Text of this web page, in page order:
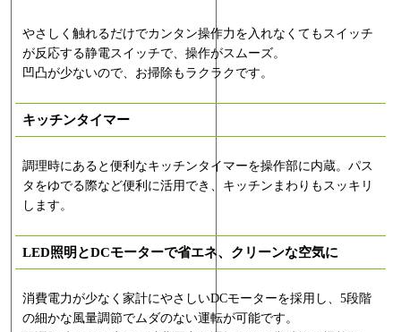
やさしく触れるだけでカンタン操作力を入れなくてもスイッチ
が反応する静電スイッチで、操作がスムーズ。
凹凸が少ないので、お掃除もラクラクです。
キッチンタイマー
調理時にあると便利なキッチンタイマーを操作部に内蔵。パス
タをゆでる際など便利に活用でき、キッチンまわりもスッキリ
します。
LED照明とDCモーターで省エネ、クリーンな空気に
消費電力が少なく家計にやさしいDCモーターを採用し、5段階
の細かな風量調節でムダのない運転が可能です。